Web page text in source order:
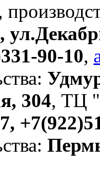
90-10,
304, ТЦ